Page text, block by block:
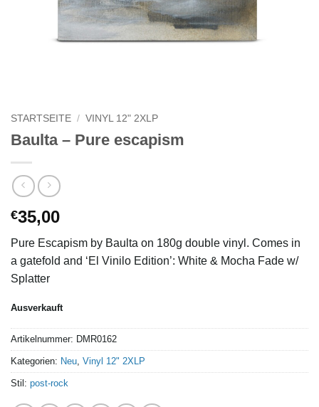
STARTSEITE / VINYL 12" 2XLP
Baulta – Pure escapism
€35,00
Pure Escapism by Baulta on 180g double vinyl. Comes in
a gatefold and ‘El Vinilo Edition’: White & Mocha Fade w/
Splatter
Ausverkauft
Artikelnummer: DMR0162
Kategorien: Neu, Vinyl 12" 2XLP
Stil: post-rock